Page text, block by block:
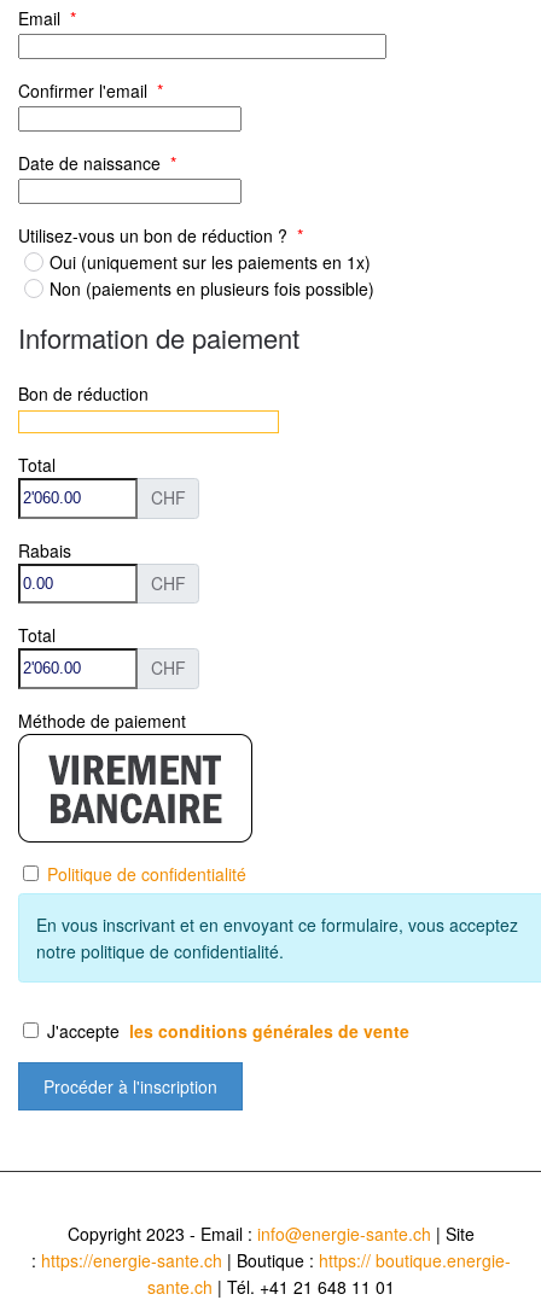
Email *
Confirmer l'email *
Date de naissance *
Utilisez-vous un bon de réduction ? *
Oui (uniquement sur les paiements en 1x)
Non (paiements en plusieurs fois possible)
Information de paiement
Bon de réduction
Total
CHF
Rabais
CHF
Total
CHF
Méthode de paiement
Politique de confidentialité
En vous inscrivant et en envoyant ce formulaire, vous acceptez
notre politique de confidentialité.
J'accepte les conditions générales de vente
Copyright 2023 - Email : info@energie-sante.ch | Site
: https://energie-sante.ch | Boutique : https:// boutique.energie-
sante.ch | Tél. +41 21 648 11 01